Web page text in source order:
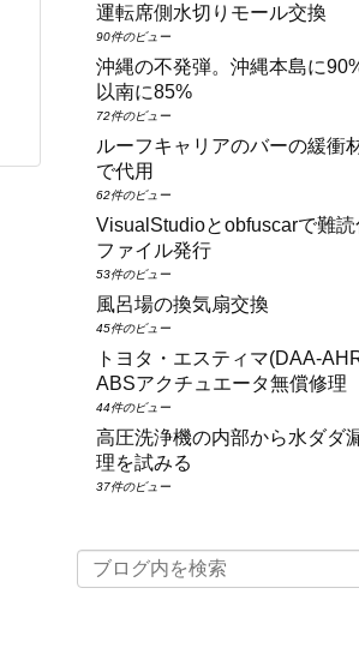
運転席側水切りモール交換
90件のビュー
沖縄の不発弾。沖縄本島に
以南に85%
72件のビュー
ルーフキャリアのバーの緩衝
で代用
62件のビュー
VisualStudioとobfuscarで難読
ファイル発行
53件のビュー
風呂場の換気扇交換
45件のビュー
トヨタ・エスティマ
ABSアクチュエータ無償修理
44件のビュー
高圧洗浄機の内部から水ダダ
理を試みる
37件のビュー